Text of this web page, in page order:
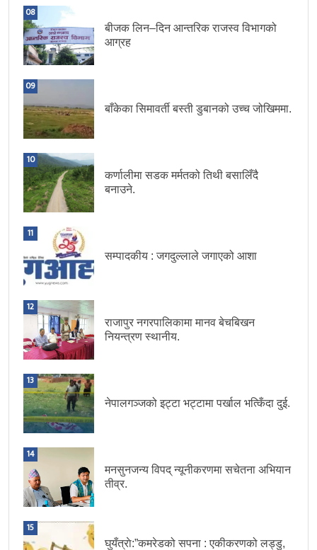
08
बीजक लिन–दिन आन्तरिक राजस्व विभागको
आग्रह
09
बाँकेका सिमावर्ती बस्ती डुबानको उच्च जोखिममा.
10
कर्णालीमा सडक मर्मतको तिथी बसालिँदै
बनाउने.
11
सम्पादकीय : जगदुल्लाले जगाएको आशा
12
राजापुर नगरपालिकामा मानव बेचबिखन
नियन्त्रण स्थानीय.
13
नेपालगञ्जको इट्टा भट्टामा पर्खाल भत्किँदा दुई.
14
मनसुनजन्य विपद् न्यूनीकरणमा सचेतना अभियान
तीव्र.
15
घुयँत्राे:”कमरेडको सपना : एकीकरणको लड्डु,